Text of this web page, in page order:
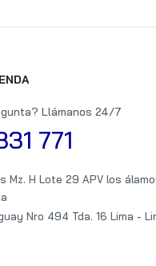
Llámanos 24/7
771
Mz. H Lote 29 APV los
Nro 494 Tda. 16 Lima -